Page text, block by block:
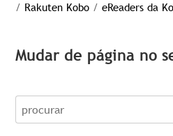
/ Rakuten Kobo / eReaders da
Mudar de página no
procurar